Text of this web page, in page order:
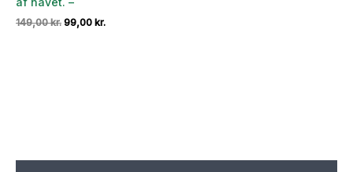
149,00kr. Den
99,00 kr.Den